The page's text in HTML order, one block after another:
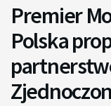
Premier
Polska